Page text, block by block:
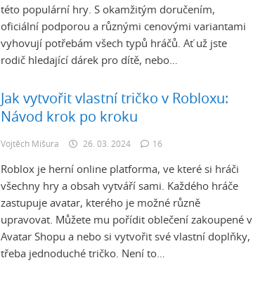
této populární hry. S okamžitým doručením,
oficiální podporou a různými cenovými variantami
vyhovují potřebám všech typů hráčů. Ať už jste
rodič hledající dárek pro dítě, nebo…
Jak vytvořit vlastní tričko v Robloxu:
Návod krok po kroku
Vojtěch Mišura 26. 03. 2024 16
Roblox je herní online platforma, ve které si hráči
všechny hry a obsah vytváří sami. Každého hráče
zastupuje avatar, kterého je možné různě
upravovat. Můžete mu pořídit oblečení zakoupené v
Avatar Shopu a nebo si vytvořit své vlastní doplňky,
třeba jednoduché tričko. Není to…